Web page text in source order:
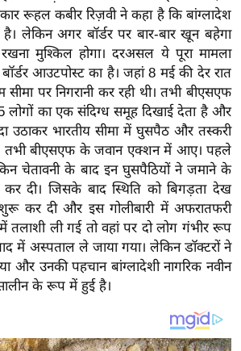
रूहल कबीर रिज़वी ने कहा है कि बांग्लादेश
है। लेकिन अगर बॉर्डर पर बार-बार खून बहेगा
मुश्किल होगा। दरअसल ये पूरा मामला
आउटपोस्ट का है। जहां 8 मई की देर रात
पर निगरानी कर रही थी। तभी बीएसएफ
लोगों का एक संदिग्ध समूह दिखाई देता है और
उठाकर भारतीय सीमा में घुसपैठ और तस्करी
तभी बीएसएफ के जवान एक्शन में आए। पहले
चेतावनी के बाद इन घुसपैठियों ने जमाने के
दी। जिसके बाद स्थिति को बिगड़ता देख
कर दी और इस गोलीबारी में अफरातफरी
ली गई तो वहां पर दो लोग गंभीर रूप
में अस्पताल ले जाया गया। लेकिन डॉक्टरों ने
और उनकी पहचान बांग्लादेशी नागरिक नवीन
के रूप में हुई है।